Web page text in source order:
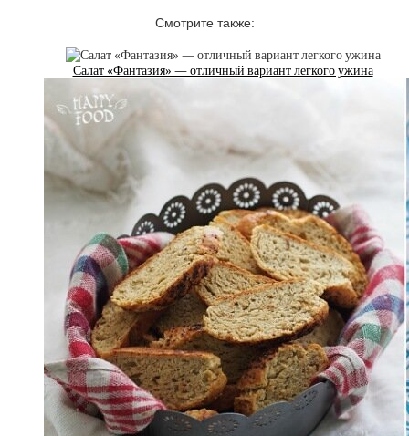
Смотрите также:
Салат «Фантазия» — отличный вариант легкого ужина